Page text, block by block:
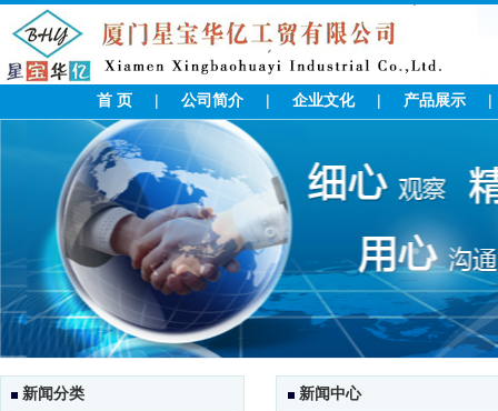
首 页 | 公司简介 | 企业文化 | 产品展示
新闻分类 新闻中心